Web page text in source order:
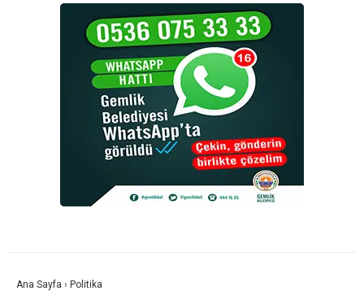
Ana Sayfa › Politika